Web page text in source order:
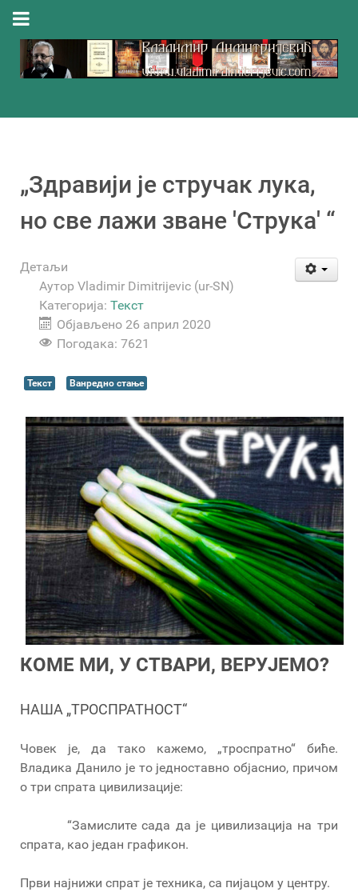
„Здравији је стручак лука,
но све лажи зване 'Струка' “
Детаљи
Аутор Vladimir Dimitrijevic (ur-SN)
Категорија: Текст
Објављено 26 април 2020
Погодака: 7621
Текст Ванредно стање
КОМЕ МИ, У СТВАРИ, ВЕРУЈЕМО?
НАША „ТРОСПРАТНОСТ“
Човек је, да тако кажемо, „троспратно“ биће.
Владика Данило је то једноставно објаснио, причом
о три спрата цивилизације:
“Замислите сада да је цивилизација на три
спрата, као један графикон.
Први најнижи спрат је техника, са пијацом у центру.